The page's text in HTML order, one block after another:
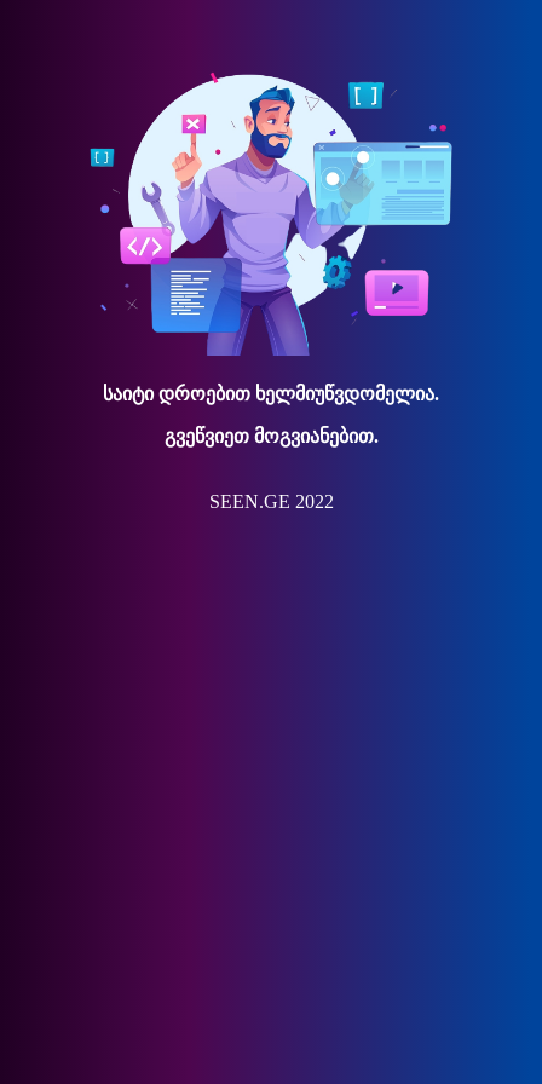
საიტი დროებით ხელმიუწვდომელია.
გვეწვიეთ მოგვიანებით.
SEEN.GE 2022